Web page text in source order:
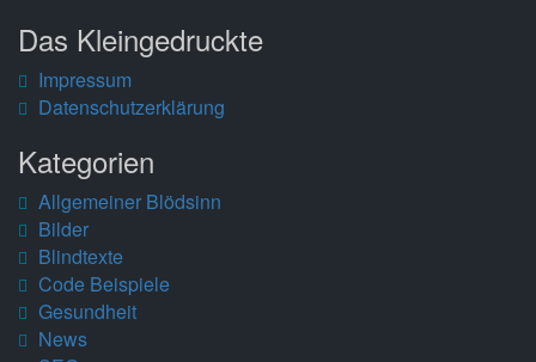
Das Kleingedruckte
Impressum
Datenschutzerklärung
Kategorien
Allgemeiner Blödsinn
Bilder
Blindtexte
Code Beispiele
Gesundheit
News